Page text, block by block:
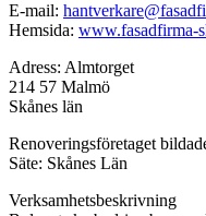
E-mail:
Hemsida: www.fasadfirma-
Adress: Almtorget
214 57 Malmö
Skånes län
Renoveringsföretaget
Säte: Skånes Län
Verksamhetsbeskrivning